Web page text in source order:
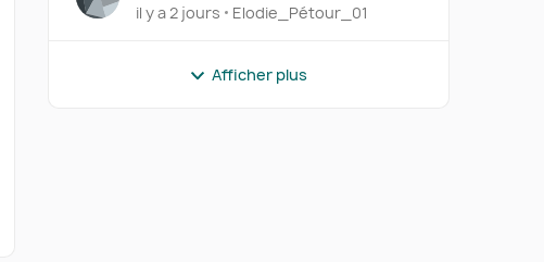
il y a 2 jours
Elodie_Pétour_01
Afficher plus